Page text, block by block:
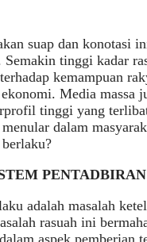
suap dan konotasi
tinggi kadar
kemampuan
Media massa
tinggi yang
dalam
PENTADBIRAN
adalah masalah
rasuah ini
aspek pemberian